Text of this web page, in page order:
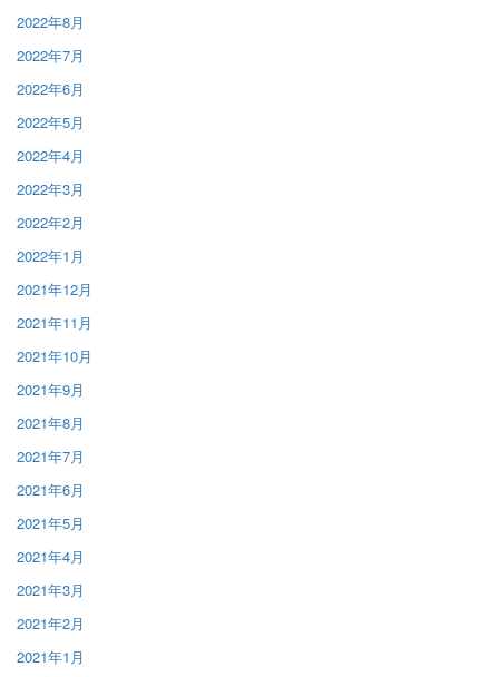
2022年8月
2022年7月
2022年6月
2022年5月
2022年4月
2022年3月
2022年2月
2022年1月
2021年12月
2021年11月
2021年10月
2021年9月
2021年8月
2021年7月
2021年6月
2021年5月
2021年4月
2021年3月
2021年2月
2021年1月